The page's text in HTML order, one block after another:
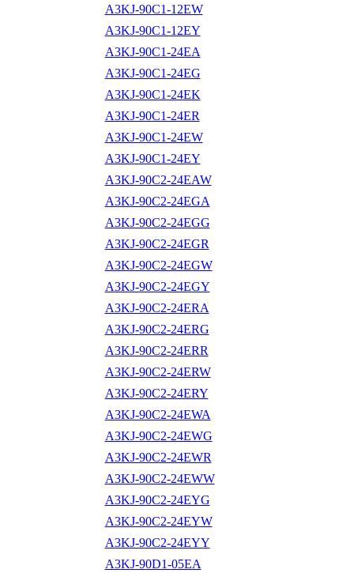
A3KJ-90C1-12EW
A3KJ-90C1-12EY
A3KJ-90C1-24EA
A3KJ-90C1-24EG
A3KJ-90C1-24EK
A3KJ-90C1-24ER
A3KJ-90C1-24EW
A3KJ-90C1-24EY
A3KJ-90C2-24EAW
A3KJ-90C2-24EGA
A3KJ-90C2-24EGG
A3KJ-90C2-24EGR
A3KJ-90C2-24EGW
A3KJ-90C2-24EGY
A3KJ-90C2-24ERA
A3KJ-90C2-24ERG
A3KJ-90C2-24ERR
A3KJ-90C2-24ERW
A3KJ-90C2-24ERY
A3KJ-90C2-24EWA
A3KJ-90C2-24EWG
A3KJ-90C2-24EWR
A3KJ-90C2-24EWW
A3KJ-90C2-24EYG
A3KJ-90C2-24EYW
A3KJ-90C2-24EYY
A3KJ-90D1-05EA